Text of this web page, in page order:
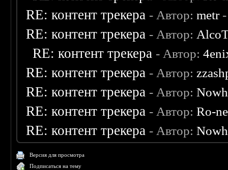
RE: контент трекера - Автор:metr-
RE: контент трекера - Автор:
RE: контент трекера - Автор:
RE: контент трекера - Автор:
RE: контент трекера - Автор:
RE: контент трекера - Автор:Ro-
RE: контент трекера - Автор:
Версия для просмотра
Подписаться на тему